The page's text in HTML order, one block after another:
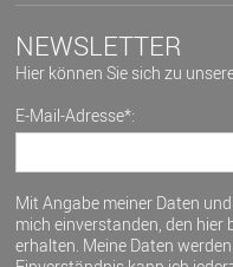
NEWSLETTER
Hier können Sie sich zu
E-Mail-Adresse*:
Mit Angabe meiner Daten
mich einverstanden, den hier
erhalten. Meine Daten